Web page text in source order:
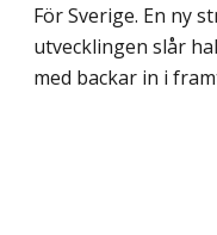
För Sverige. En ny
utvecklingen slår
med backar in i